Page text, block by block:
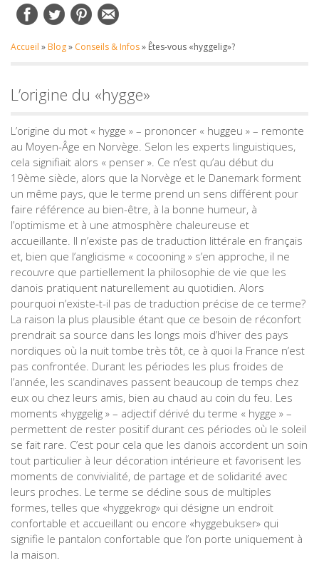
Accueil » Blog» Conseils & Infos» Êtes-vous «hyggelig»?
L’origine du «hygge»
L’origine du mot « hygge » – prononcer « huggeu » – remonte
au Moyen-Âge en Norvège. Selon les experts linguistiques,
cela signifiait alors « penser ». Ce n’est qu’au début du
19ème siècle, alors que la Norvège et le Danemark forment
un même pays, que le terme prend un sens différent pour
faire référence au bien-être, à la bonne humeur, à
l’optimisme et à une atmosphère chaleureuse et
accueillante. Il n’existe pas de traduction littérale en français
et, bien que l’anglicisme « cocooning » s’en approche, il ne
recouvre que partiellement la philosophie de vie que les
danois pratiquent naturellement au quotidien. Alors
pourquoi n’existe-t-il pas de traduction précise de ce terme?
La raison la plus plausible étant que ce besoin de réconfort
prendrait sa source dans les longs mois d’hiver des pays
nordiques où la nuit tombe très tôt, ce à quoi la France n’est
pas confrontée. Durant les périodes les plus froides de
l’année, les scandinaves passent beaucoup de temps chez
eux ou chez leurs amis, bien au chaud au coin du feu. Les
moments «hyggelig » – adjectif dérivé du terme « hygge » –
permettent de rester positif durant ces périodes où le soleil
se fait rare. C’est pour cela que les danois accordent un soin
tout particulier à leur décoration intérieure et favorisent les
moments de convivialité, de partage et de solidarité avec
leurs proches. Le terme se décline sous de multiples
formes, telles que «hyggekrog» qui désigne un endroit
confortable et accueillant ou encore «hyggebukser» qui
signifie le pantalon confortable que l’on porte uniquement à
la maison.